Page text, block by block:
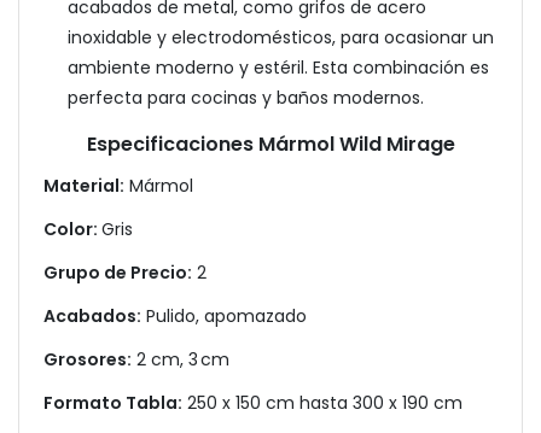
acabados de metal, como grifos de acero
inoxidable y electrodomésticos, para ocasionar un
ambiente moderno y estéril. Esta combinación es
perfecta para cocinas y baños modernos.
Especificaciones Mármol Wild Mirage
Material: Mármol
Color: Gris
Grupo de Precio: 2
Acabados: Pulido, apomazado
Grosores: 2 cm, 3 cm
Formato Tabla: 250 x 150 cm hasta 300 x 190 cm